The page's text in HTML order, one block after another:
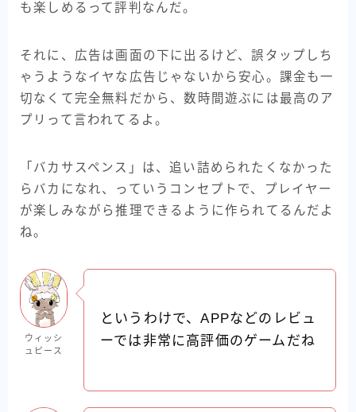
も楽しめるって評判なんだ。
それに、広告は画面の下に出るけど、誤タップしち
ゃうようなイヤな広告じゃないから安心。課金も一
切なくて完全無料だから、数時間遊ぶには最高のア
プリって言われてるよ。
「バカサスペンス」は、追い詰められたくなかった
らバカになれ、っていうコンセプトで、プレイヤー
が楽しみながら推理できるように作られてるんだよ
ね。
ウィッシ
ュピース
というわけで、APPなどのレビュ
ーでは非常に高評価のゲームだね